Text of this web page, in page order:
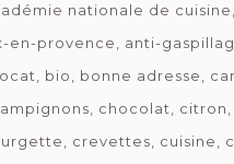
nationale de cuisine
en-provence
anti-
bio bonne adresse
chocolat
citron
crevettes cuisine